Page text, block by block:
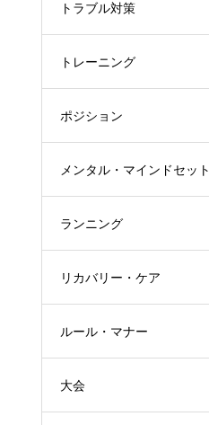
トラブル対策
トレーニング
ポジション
メンタル・マインドセット
ランニング
リカバリー・ケア
ルール・マナー
大会